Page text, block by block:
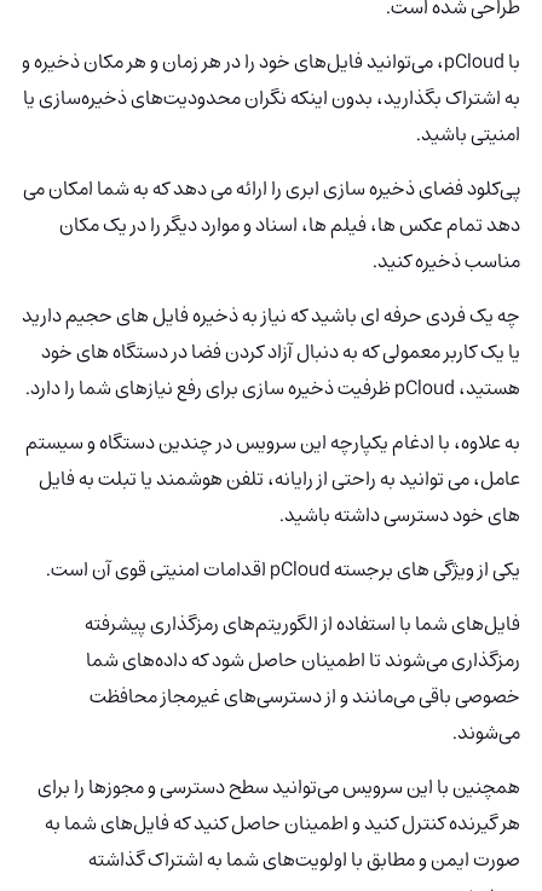
با pCloud، می‌توانید فایل‌های خود را در هر زمان و هر مکان ذخیره و
به اشتراک بگذارید، بدون اینکه نگران محدودیت‌های ذخیره‌سازی یا
امنیتی باشید.
پی‌کلود فضای ذخیره سازی ابری را ارائه می دهد که به شما امکان می
دهد تمام عکس ها، فیلم ها، اسناد و موارد دیگر را در یک مکان
مناسب ذخیره کنید.
چه یک فردی حرفه ای باشید که نیاز به ذخیره فایل های حجیم دارید
یا یک کاربر معمولی که به دنبال آزاد کردن فضا در دستگاه های خود
هستید، pCloud ظرفیت ذخیره سازی برای رفع نیازهای شما را دارد.
به علاوه، با ادغام یکپارچه این سرویس در چندین دستگاه و سیستم
عامل، می توانید به راحتی از رایانه، تلفن هوشمند یا تبلت به فایل
های خود دسترسی داشته باشید.
یکی از ویژگی های برجسته pCloud اقدامات امنیتی قوی آن است.
فایل‌های شما با استفاده از الگوریتم‌های رمزگذاری پیشرفته
رمزگذاری می‌شوند تا اطمینان حاصل شود که داده‌های شما
خصوصی باقی می‌مانند و از دسترسی‌های غیرمجاز محافظت
می‌شوند.
همچنین با این سرویس می‌توانید سطح دسترسی و مجوزها را برای
هر گیرنده کنترل کنید و اطمینان حاصل کنید که فایل‌های شما به
صورت ایمن و مطابق با اولویت‌های شما به اشتراک گذاشته